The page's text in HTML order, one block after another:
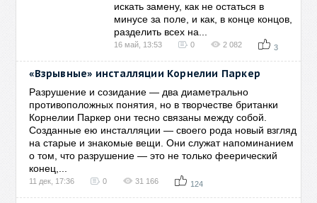
искать замену, как не остаться в
минусе за поле, и как, в конце концов,
разделить всех на...
16 май, 13:53 0 2 082 3
«Взрывные» инсталляции Корнелии Паркер
Разрушение и созидание — два диаметрально
противоположных понятия, но в творчестве британки
Корнелии Паркер они тесно связаны между собой.
Созданные ею инсталляции — своего рода новый взгляд
на старые и знакомые вещи. Они служат напоминанием
о том, что разрушение — это не только феерический
конец,...
11 дек, 17:36 0 31 166 124